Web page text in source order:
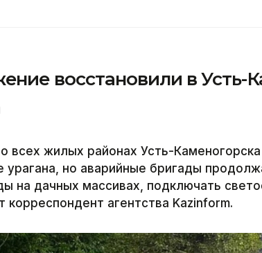
восстановили в Усть-
всех жилых районах Усть-
урагана, но аварийные бригады
на дачных массивах, подключать
агентства Kazinform.